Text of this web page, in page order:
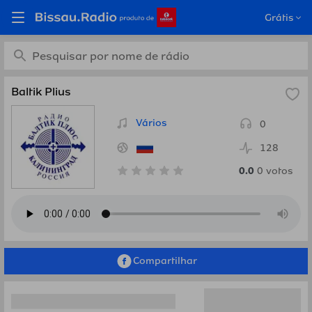
Grátis
Ouça Baltik Plius, Rússia
em Bissau.Radio
Baltik Plius
Vários
0
128
0.0 0 votos
Compartilhar